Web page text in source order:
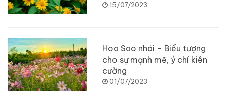
15/07/2023
Hoa Sao nhái – Biểu tượng
cho sự mạnh mẽ, ý chí kiên
cường
01/07/2023